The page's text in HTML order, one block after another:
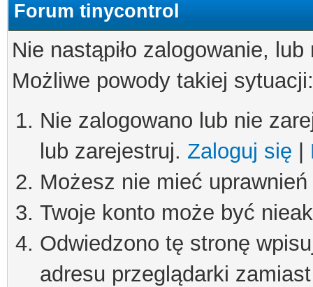
Forum tinycontrol
Nie nastąpiło zalogowanie,
Możliwe powody takiej sytuacji:
Nie zalogowano lub nie
lub zarejestruj. Zaloguj się
Możesz nie mieć
Twoje konto może być
Odwiedzono tę stronę
adresu przeglądarki